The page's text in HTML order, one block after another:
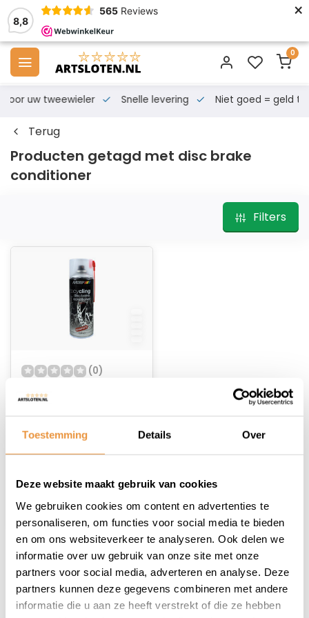
Toestemming Details Over
Deze website maakt gebruik van cookies
We gebruiken cookies om content en advertenties te
personaliseren, om functies voor social media te bieden
en om ons websiteverkeer te analyseren. Ook delen we
informatie over uw gebruik van onze site met onze
partners voor social media, adverteren en analyse. Deze
partners kunnen deze gegevens combineren met andere
informatie die u aan ze heeft verstrekt of die ze hebben
8,8
565 Reviews ×
0
voor uw tweewieler Snelle levering Niet goed = geld
Terug
Producten getagd met disc brake
conditioner
Filters
(0)
conditioner
Op voorraad
1